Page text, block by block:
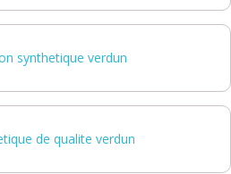
synthetique verdun
de qualite verdun